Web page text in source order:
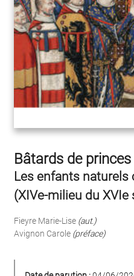
Bâtards de princes
Les enfants naturels
(XIVe-milieu du XVIe
Fieyre Marie-Lise (aut.)
Avignon Carole (préface)